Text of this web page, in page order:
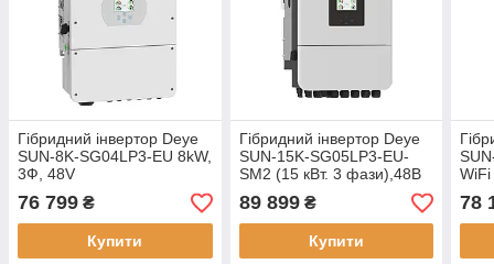
Гібридний інвертор Deye
SUN-8K-SG04LP3-EU 8kW,
3Ф, 48V
76 799 ₴
Купити
Гібридний інвертор Deye
SUN-15K-SG05LP3-EU-
SM2 (15 кВт. 3 фази),48В
89 899₴
Купити
WiFi
78